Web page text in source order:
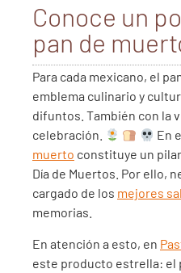
Conoce un
pan de
Para cada mexicano, el
emblema culinario y
difuntos. También con la
celebración.
En
muerto constituye un
Día de Muertos. Por ello,
cargado de los mejores
memorias.
En atención a esto, en
este producto estrella: el